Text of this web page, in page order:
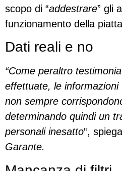
scopo di “addestrare” gli
funzionamento della
Dati reali e no
“Come peraltro
effettuate, le
non sempre
determinando quindi un
personali inesatto“,
Garante.